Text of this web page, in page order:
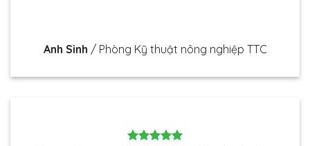
Anh Sinh / Phòng Kỹ thuật nông nghiệp TTC